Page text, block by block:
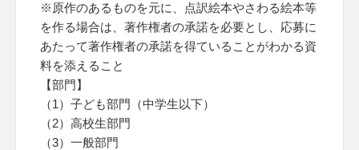
※原作のあるものを元に、点訳絵本やさわる絵本等
を作る場合は、著作権者の承諾を必要とし、応募に
あたって著作権者の承諾を得ていることがわかる資
料を添えること
【部門】
（1）子ども部門（中学生以下）
（2）高校生部門
（3）一般部門